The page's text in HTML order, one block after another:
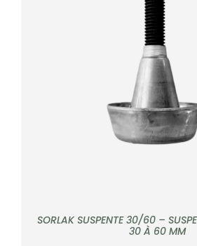
DÉTAILS
SORLAK SUSPENTE 30/60 –
30 À 60 MM